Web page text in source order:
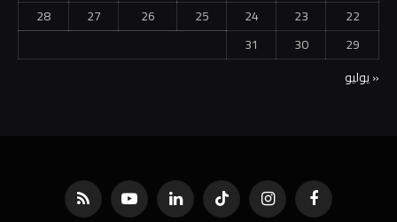
22
23
24
25
26
27
28
29
30
31
« يوليو
فيسبوك الانستغرامتيكتوك لينكدإن يوتيوب RSS